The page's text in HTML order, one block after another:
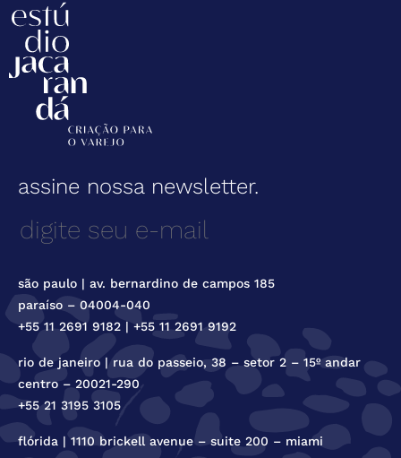
assine nossa newsletter.
são paulo | av. bernardino de campos 185
paraíso – 04004-040
+55 11 2691 9182 | +55 11 2691 9192
rio de janeiro | rua do passeio, 38 – setor 2 – 15º andar
centro – 20021-290
+55 21 3195 3105
flórida | 1110 brickell avenue – suite 200 – miami